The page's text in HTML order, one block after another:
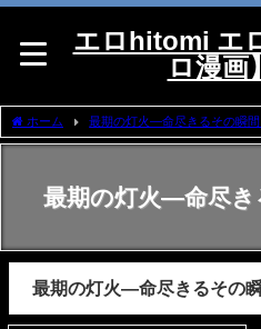
エロhitomi エ
ロ漫画
ホーム 最期の灯火―命尽きるその瞬
最期の灯火―命尽
最期の灯火―命尽きるその